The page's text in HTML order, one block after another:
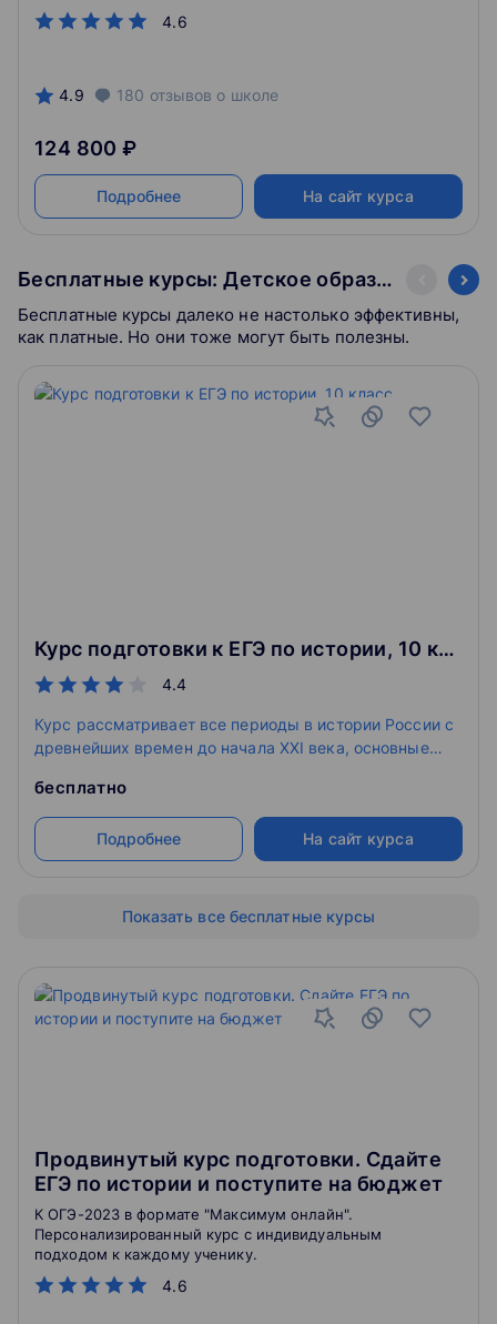
4.6
4.9 180 отзывов о школе
124 800 ₽
Подробнее На сайт курса
Бесплатные курсы: Детское образование
Бесплатные курсы далеко не настолько эффективны,
как платные. Но они тоже могут быть полезны.
Курс подготовки к ЕГЭ по истории, 10 класс
4.4
Курс рассматривает все периоды в истории России с
древнейших времен до начала XXI века, основные
разных типов в формате ЕГЭ.
бесплатно
Подробнее На сайт курса
Показать все бесплатные курсы
Продвинутый курс подготовки. Сдайте
ЕГЭ по истории и поступите на бюджет
4.6
К ОГЭ-2023 в формате "Максимум онлайн".
Персонализированный курс с индивидуальным
подходом к каждому ученику.